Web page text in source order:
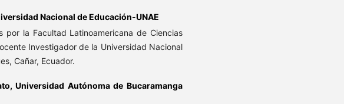
Nacional de Educación-UNAE
por la Facultad Latinoamericana de Ciencias
Investigador de la Universidad Nacional
Cañar, Ecuador.
Universidad Autónoma de Bucaramanga